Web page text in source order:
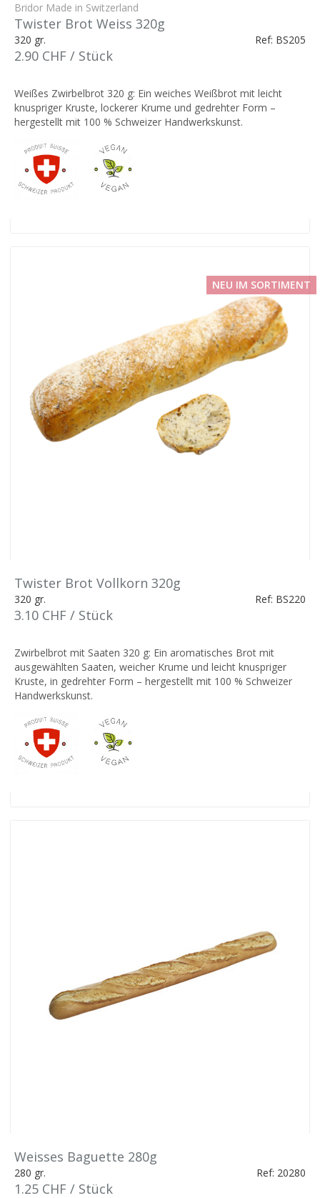
Bridor Made in Switzerland
Twister Brot Weiss 320g
320 gr. Ref: BS205
2.90 CHF / Stück
Weißes Zwirbelbrot 320 g: Ein weiches Weißbrot mit leicht
knuspriger Kruste, lockerer Krume und gedrehter Form –
hergestellt mit 100 % Schweizer Handwerkskunst.
NEU IM SORTIMENT
Twister Brot Vollkorn 320g
320 gr. Ref: BS220
3.10 CHF / Stück
Zwirbelbrot mit Saaten 320 g: Ein aromatisches Brot mit
ausgewählten Saaten, weicher Krume und leicht knuspriger
Kruste, in gedrehter Form – hergestellt mit 100 % Schweizer
Handwerkskunst.
Weisses Baguette 280g
280 gr. Ref: 20280
1.25 CHF / Stück